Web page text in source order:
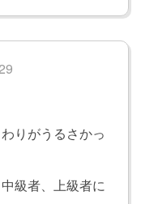
りがうるさかっ
級者、上級者に